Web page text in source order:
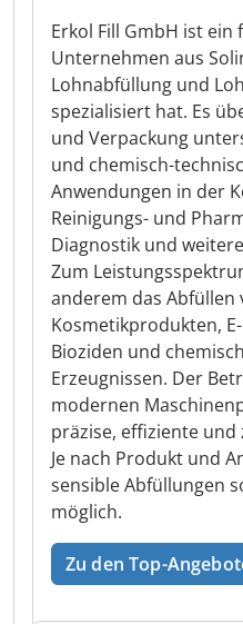
Erkol Fill GmbH ist
Unternehmen aus
Lohnabfüllung und
spezialisiert hat. Es
und Verpackung
und chemisch-
Anwendungen in der
Reinigungs- und
Diagnostik und
Zum
anderem das Abfüllen
Kosmetikprodukten,
Bioziden und
Erzeugnissen. Der
modernen
präzise, effiziente und
Je nach Produkt und
sensible Abfüllungen
möglich.
Zu den Top-